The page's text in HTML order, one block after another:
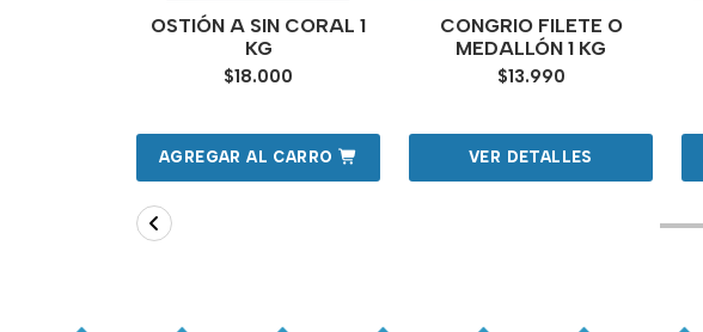
OSTIÓN A SIN CORAL 1
KG
$18.000
AGREGAR AL CARRO
CONGRIO FILETE O
MEDALLÓN 1 KG
$13.990
VER DETALLES